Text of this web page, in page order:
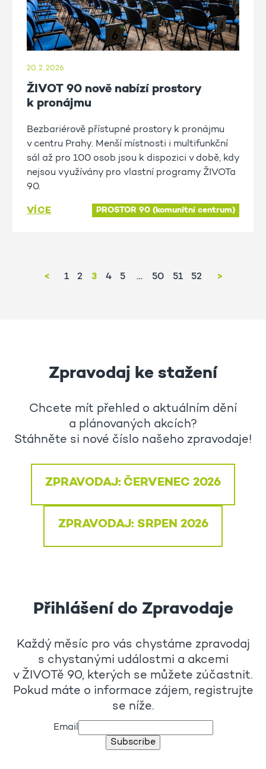
20. 2. 2026
ŽIVOT 90 nově nabízí prostory
k pronájmu
Bezbariérově přístupné prostory k pronájmu
v centru Prahy. Menší místnosti i multifunkční
sál až pro 100 osob jsou k dispozici v době, kdy
nejsou využívány pro vlastní programy ŽIVOTa
90.
VÍCE PROSTOR 90 (komunitní centrum)
< 1 2 3 4 5 50 51 52 >
Zpravodaj ke stažení
Chcete mít přehled o aktuálním dění
a plánovaných akcích?
Stáhněte si nové číslo našeho zpravodaje!
ZPRAVODAJ: ČERVENEC 2026
ZPRAVODAJ: SRPEN 2026
Přihlášení do Zpravodaje
Každý měsíc pro vás chystáme zpravodaj
s chystanými událostmi a akcemi
v ŽIVOTě 90, kterých se můžete zúčastnit.
Pokud máte o informace zájem, registrujte
se níže.
Email
Subscribe